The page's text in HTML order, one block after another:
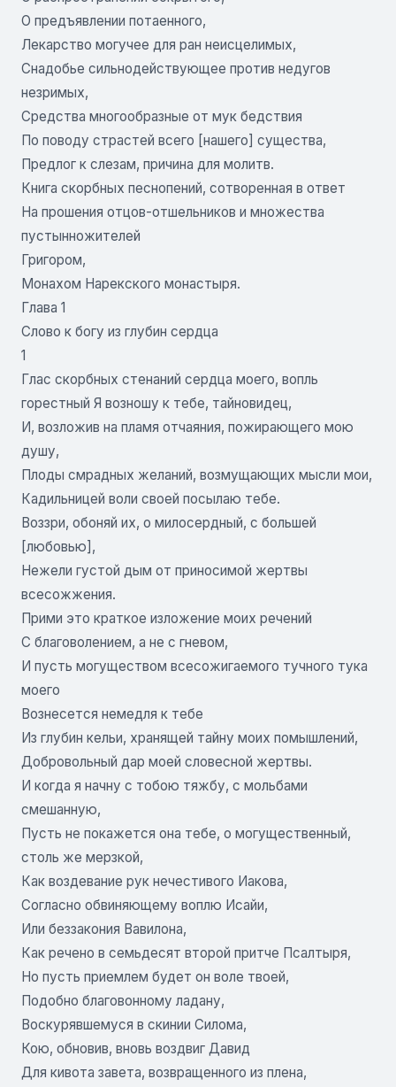
О предъявлении потаенного,
Лекарство могучее для ран неисцелимых,
Снадобье сильнодействующее против недугов
незримых,
Средства многообразные от мук бедствия
По поводу страстей всего [нашего] существа,
Предлог к слезам, причина для молитв.
Книга скорбных песнопений, сотворенная в ответ
На прошения отцов-отшельников и множества
пустынножителей
Григором,
Монахом Нарекского монастыря.
Глава 1
Слово к богу из глубин сердца
1
Глас скорбных стенаний сердца моего, вопль
горестный Я возношу к тебе, тайновидец,
И, возложив на пламя отчаяния, пожирающего мою
душу,
Плоды смрадных желаний, возмущающих мысли мои,
Кадильницей воли своей посылаю тебе.
Воззри, обоняй их, о милосердный, с большей
[любовью],
Нежели густой дым от приносимой жертвы
всесожжения.
Прими это краткое изложение моих речений
С благоволением, а не с гневом,
И пусть могуществом всесожигаемого тучного тука
моего
Вознесется немедля к тебе
Из глубин кельи, хранящей тайну моих помышлений,
Добровольный дар моей словесной жертвы.
И когда я начну с тобою тяжбу, с мольбами
смешанную,
Пусть не покажется она тебе, о могущественный,
столь же мерзкой,
Как воздевание рук нечестивого Иакова,
Согласно обвиняющему воплю Исайи,
Или беззакония Вавилона,
Как речено в семьдесят второй притче Псалтыря,
Но пусть приемлем будет он воле твоей,
Подобно благовонному ладану,
Воскурявшемуся в скинии Силома,
Кою, обновив, вновь воздвиг Давид
Для кивота завета, возвращенного из плена,